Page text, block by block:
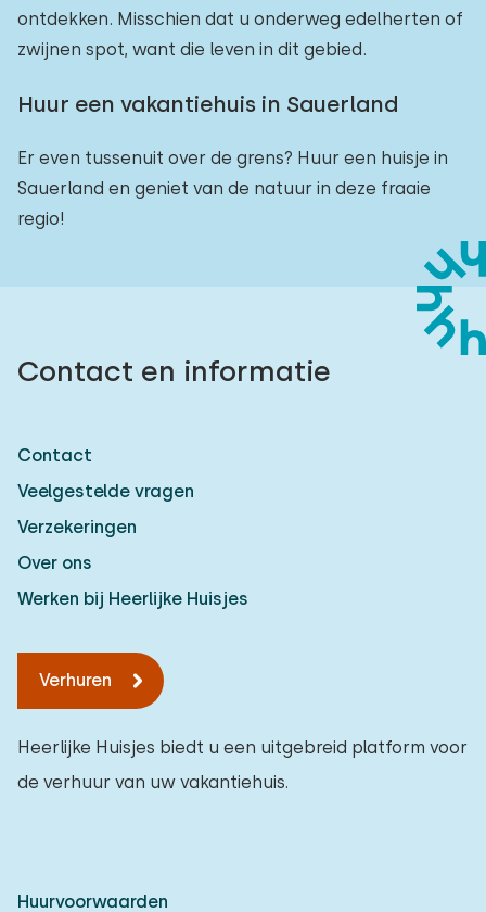
ontdekken. Misschien dat u onderweg edelherten of
zwijnen spot, want die leven in dit gebied.
Huur een vakantiehuis in Sauerland
Er even tussenuit over de grens? Huur een huisje in
Sauerland en geniet van de natuur in deze fraaie
regio!
Contact en informatie
Contact
Veelgestelde vragen
Verzekeringen
Over ons
Werken bij Heerlijke Huisjes
Verhuren
Heerlijke Huisjes biedt u een uitgebreid platform voor
de verhuur van uw vakantiehuis.
Huurvoorwaarden